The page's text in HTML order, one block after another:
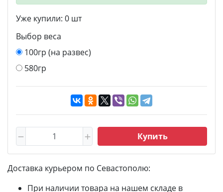
Уже купили: 0 шт
Выбор веса
100гр (на развес)
580гр
Купить
Доставка курьером по Севастополю:
При наличии товара на нашем складе в